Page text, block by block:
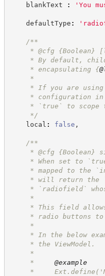
blankText
: ' You
defaultType : '
/**
* @cfg {Boolean}
* By default,
* encapsulating {
*
* If you are using
* configuration in
* `true` to scope
*/
local : false ,
/**
* @cfg {Boolean}
* When set to
* mapped to the
* will return the
* `radiofield` whose
*
* This field allows
* radio buttons to
*
* In the below
* the ViewModel.
*
* @example
*